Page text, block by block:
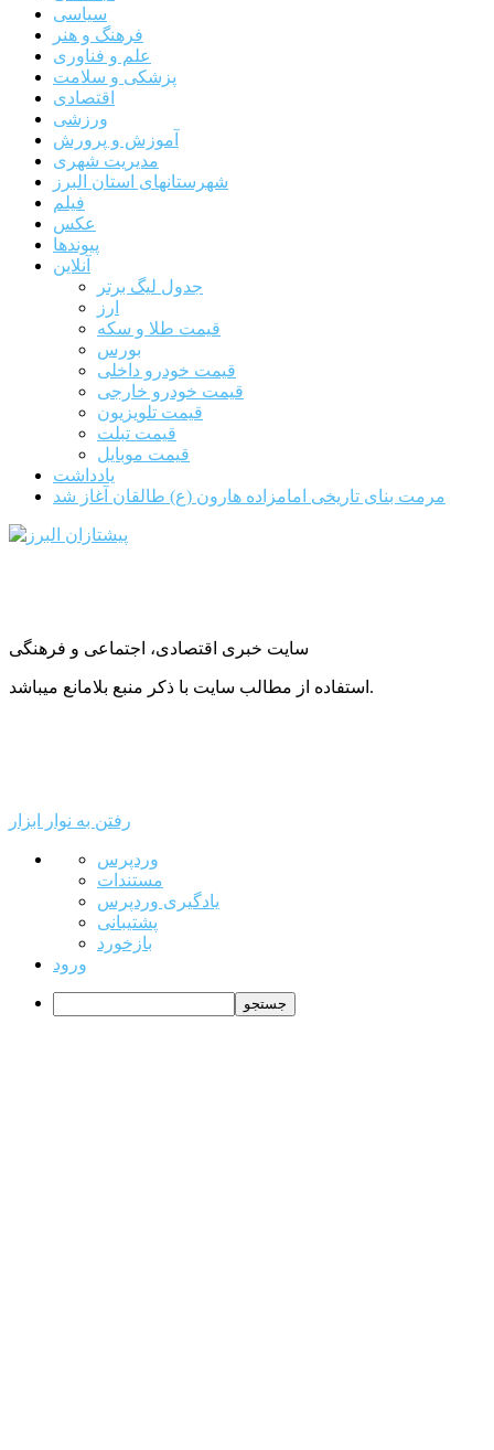
سیاسی
فرهنگ و هنر
علم و فناوری
پزشکی و سلامت
اقتصادی
ورزشی
آموزش و پرورش
مدیریت شهری
شهرستانهای استان البرز
فیلم
عکس
پیوندها
آنلاین
جدول لیگ برتر
ارز
قیمت طلا و سکه
بورس
قیمت خودرو داخلی
قیمت خودرو خارجی
قیمت تلویزیون
قیمت تبلت
قیمت موبایل
یادداشت
مرمت بنای تاریخی امامزاده هارون (ع) طالقان آغاز شد
سایت خبری اقتصادی، اجتماعی و فرهنگی
استفاده از مطالب سایت با ذکر منبع بلامانع میباشد.
رفتن به نوار ابزار
درباره
وردپرس
وردپرس
مستندات
یادگیری وردپرس
پشتیبانی
بازخورد
ورود
جستجو